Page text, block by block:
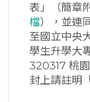
表」（簡章
檔），並連
至國立中央
學生升學大
320317 桃
封上請註明